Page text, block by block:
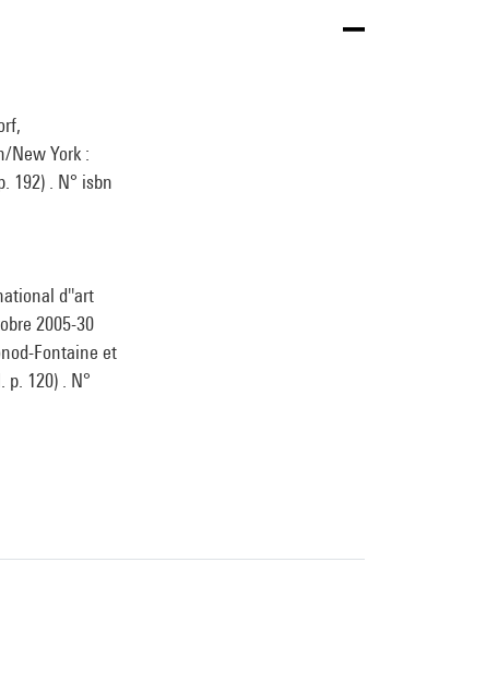
New York :
192) . N° isbn
d''art
2005-30
Fontaine et
p. 120) . N°